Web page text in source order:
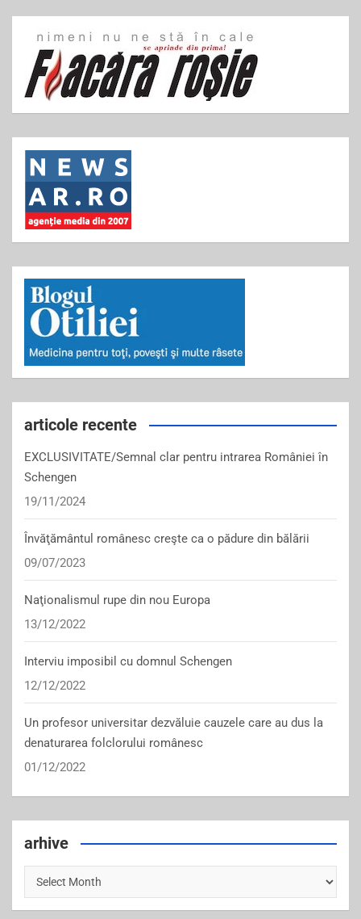
articole recente
EXCLUSIVITATE/Semnal clar pentru intrarea României în
Schengen
19/11/2024
Învăţământul românesc creşte ca o pădure din bălării
09/07/2023
Naţionalismul rupe din nou Europa
13/12/2022
Interviu imposibil cu domnul Schengen
12/12/2022
Un profesor universitar dezvăluie cauzele care au dus la
denaturarea folclorului românesc
01/12/2022
arhive
arhive